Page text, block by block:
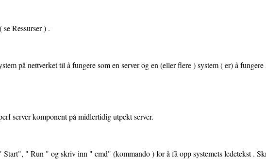
Ressurser ) .
på nettverket til å fungere som en server og en (eller flere ) system ( er) å fungere
server komponent på midlertidig utpekt server.
" Run " og skriv inn " cmd" (kommando ) for å få opp systemets ledetekst .